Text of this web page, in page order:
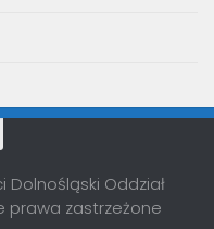
Dolnośląski Oddział
prawa zastrzeżone